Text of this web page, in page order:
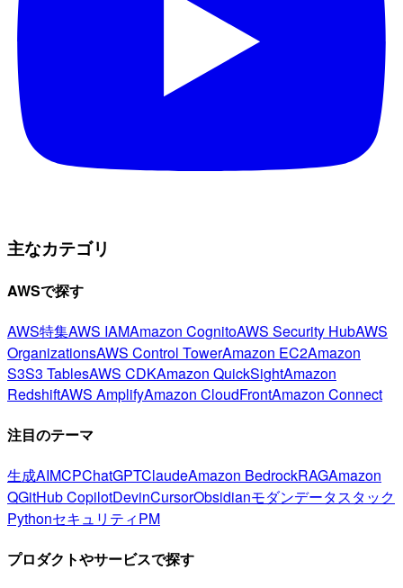
主なカテゴリ
AWSで探す
AWS特集AWS IAMAmazon CognitoAWS Security HubAWS
OrganizationsAWS Control TowerAmazon EC2Amazon
S3S3 TablesAWS CDKAmazon QuickSightAmazon
RedshiftAWS AmplifyAmazon CloudFrontAmazon Connect
注目のテーマ
生成AIMCPChatGPTClaudeAmazon BedrockRAGAmazon
QGitHub CopilotDevinCursorObsidianモダンデータスタック
PythonセキュリティPM
プロダクトやサービスで探す